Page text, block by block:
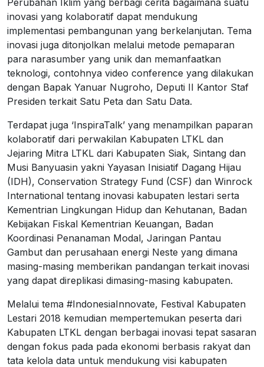
Perubahan Iklim yang berbagi cerita bagaimana suatu
inovasi yang kolaboratif dapat mendukung
implementasi pembangunan yang berkelanjutan. Tema
inovasi juga ditonjolkan melalui metode pemaparan
para narasumber yang unik dan memanfaatkan
teknologi, contohnya video conference yang dilakukan
dengan Bapak Yanuar Nugroho, Deputi II Kantor Staf
Presiden terkait Satu Peta dan Satu Data.
Terdapat juga ‘InspiraTalk’ yang menampilkan paparan
kolaboratif dari perwakilan Kabupaten LTKL dan
Jejaring Mitra LTKL dari Kabupaten Siak, Sintang dan
Musi Banyuasin yakni Yayasan Inisiatif Dagang Hijau
(IDH), Conservation Strategy Fund (CSF) dan Winrock
International tentang inovasi kabupaten lestari serta
Kementrian Lingkungan Hidup dan Kehutanan, Badan
Kebijakan Fiskal Kementrian Keuangan, Badan
Koordinasi Penanaman Modal, Jaringan Pantau
Gambut dan perusahaan energi Neste yang dimana
masing-masing memberikan pandangan terkait inovasi
yang dapat direplikasi dimasing-masing kabupaten.
Melalui tema #IndonesiaInnovate, Festival Kabupaten
Lestari 2018 kemudian mempertemukan peserta dari
Kabupaten LTKL dengan berbagai inovasi tepat sasaran
dengan fokus pada pada ekonomi berbasis rakyat dan
tata kelola data untuk mendukung visi kabupaten